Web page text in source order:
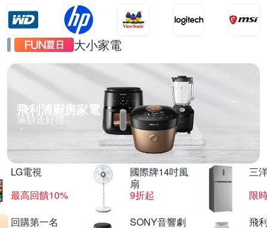
大小家電
飛利浦廚房家電
滿額送好禮
LG電視
最高回饋10%
國際牌14吋風
扇
9折起
三
限
回購第一名
SONY音響劇
飛